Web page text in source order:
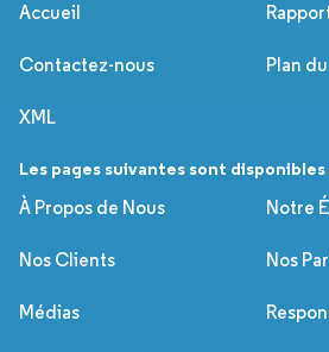
Accueil
Contactez-nous Plan
XML
Les pages suivantes sont
À Propos de Nous
Notre
Nos Clients Nos
Médias